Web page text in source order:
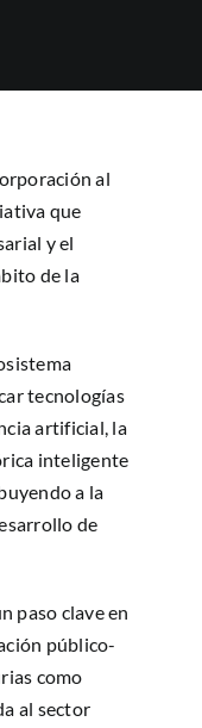
al
que
y el
de la
tecnologías
artificial, la
inteligente
a la
de
paso clave en
público-
como
al sector